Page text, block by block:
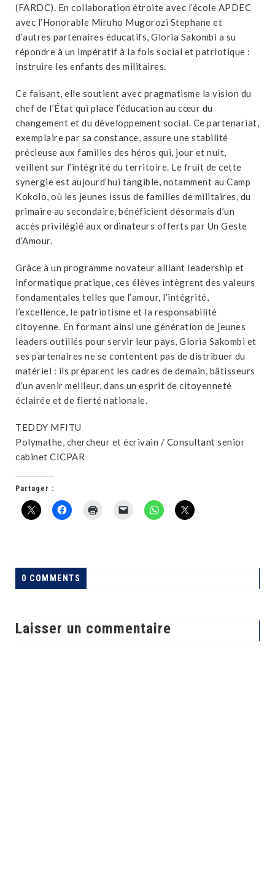
(FARDC). En collaboration étroite avec l’école APDEC
avec l’Honorable Miruho Mugorozi Stephane et
d’autres partenaires éducatifs, Gloria Sakombi a su
répondre à un impératif à la fois social et patriotique :
instruire les enfants des militaires.
Ce faisant, elle soutient avec pragmatisme la vision du
chef de l’État qui place l’éducation au cœur du
changement et du développement social. Ce partenariat,
exemplaire par sa constance, assure une stabilité
précieuse aux familles des héros qui, jour et nuit,
veillent sur l’intégrité du territoire. Le fruit de cette
synergie est aujourd’hui tangible, notamment au Camp
Kokolo, où les jeunes issus de familles de militaires, du
primaire au secondaire, bénéficient désormais d’un
accès privilégié aux ordinateurs offerts par Un Geste
d’Amour.
Grâce à un programme novateur alliant leadership et
informatique pratique, ces élèves intègrent des valeurs
fondamentales telles que l’amour, l’intégrité,
l’excellence, le patriotisme et la responsabilité
citoyenne. En formant ainsi une génération de jeunes
leaders outillés pour servir leur pays, Gloria Sakombi et
ses partenaires ne se contentent pas de distribuer du
matériel : ils préparent les cadres de demain, bâtisseurs
d’un avenir meilleur, dans un esprit de citoyenneté
éclairée et de fierté nationale.
TEDDY MFITU
Polymathe, chercheur et écrivain / Consultant senior
cabinet CICPAR
Partager :
0 COMMENTS
Laisser un commentaire